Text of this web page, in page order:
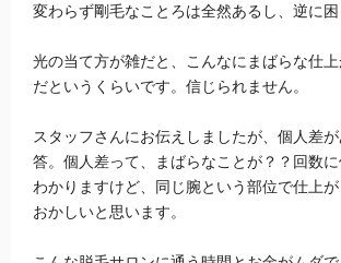
変わらず剛毛なことろは全然あるし、逆に困
光の当て方が雑だと、こんなにまばらな仕
だというくらいです。信じられません。
スタッフさんにお伝えしましたが、個人差
答。個人差って、まばらなことが？？回数
わかりますけど、同じ腕という部位で仕上
おかしいと思います。